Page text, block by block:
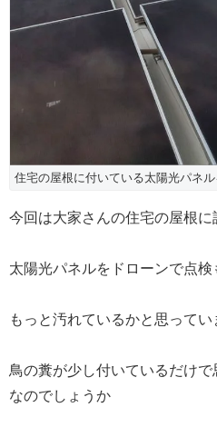
住宅の屋根に付いている太陽光パネ
今回は大家さんの住宅の屋根に
太陽光パネルをドローンで点
もっと汚れているかと思ってい
鳥の糞が少し付いているだけ
なのでしょうか